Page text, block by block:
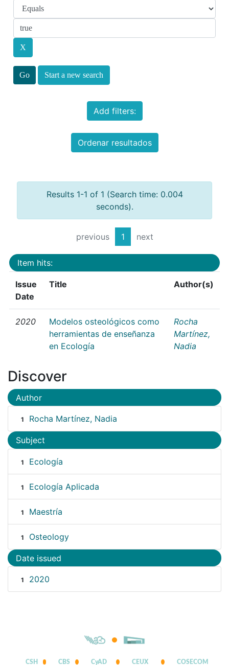
Start a new search
Add filters:
Ordenar resultados
Results 1-1 of 1 (Search time: 0.004
seconds).
previous 1 next
Item hits:
Issue
Date
Title Author(s)
2020
Modelos osteológicos como
herramientas de enseñanza
en Ecología
Rocha
Martínez,
Nadia
Discover
Author
1 Rocha Martínez, Nadia
Subject
1 Ecología
1 Ecología Aplicada
1 Maestría
1 Osteology
Date issued
1 2020
CSH CBS CyAD CEUX COSECOM